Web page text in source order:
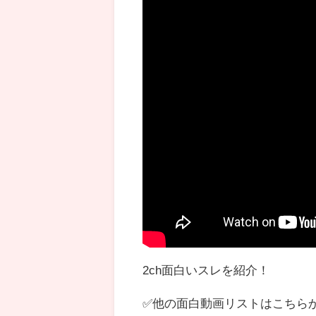
2ch面白いスレを紹介！
✅他の面白動画リストはこちら